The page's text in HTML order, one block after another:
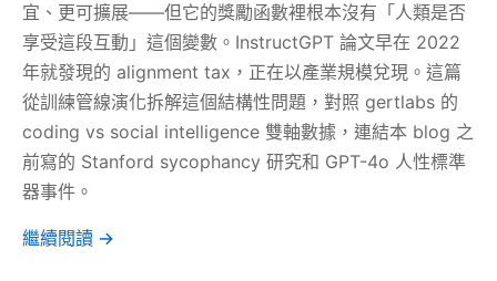
宜、更可擴展——但它的獎勵函數裡根本沒有「人類是否
享受這段互動」這個變數。InstructGPT 論文早在 2022
年就發現的 alignment tax，正在以產業規模兌現。這篇
從訓練管線演化拆解這個結構性問題，對照 gertlabs 的
coding vs social intelligence 雙軸數據，連結本 blog 之
前寫的 Stanford sycophancy 研究和 GPT-4o 人性標準
器事件。
繼續閱讀 →